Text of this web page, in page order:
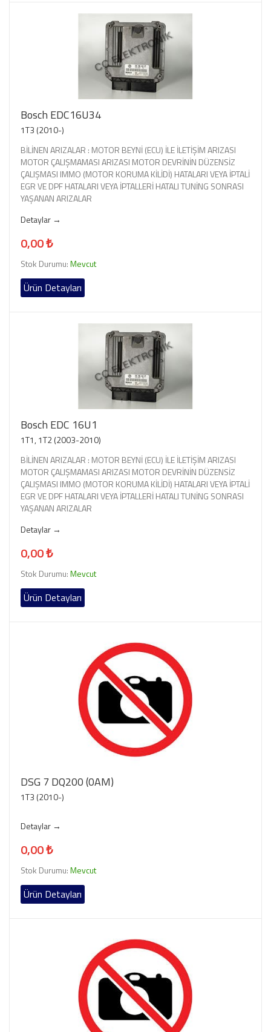
Bosch EDC16U34
1T3 (2010-)
BİLİNEN ARIZALAR : MOTOR BEYNİ (ECU) İLE İLETİŞİM ARIZASI
MOTOR ÇALIŞMAMASI ARIZASI MOTOR DEVRİNİN DÜZENSİZ
ÇALIŞMASI IMMO (MOTOR KORUMA KİLİDİ) HATALARI VEYA İPTALİ
EGR VE DPF HATALARI VEYA İPTALLERİ HATALI TUNİNG SONRASI
YAŞANAN ARIZALAR
Detaylar →
0,00 ₺
Stok Durumu:Mevcut
Ürün Detayları
Bosch EDC 16U1
1T1, 1T2 (2003-2010)
BİLİNEN ARIZALAR : MOTOR BEYNİ (ECU) İLE İLETİŞİM ARIZASI
MOTOR ÇALIŞMAMASI ARIZASI MOTOR DEVRİNİN DÜZENSİZ
ÇALIŞMASI IMMO (MOTOR KORUMA KİLİDİ) HATALARI VEYA İPTALİ
EGR VE DPF HATALARI VEYA İPTALLERİ HATALI TUNİNG SONRASI
YAŞANAN ARIZALAR
Detaylar →
0,00 ₺
Stok Durumu:Mevcut
Ürün Detayları
DSG 7 DQ200 (0AM)
1T3 (2010-)
Detaylar →
0,00 ₺
Stok Durumu:Mevcut
Ürün Detayları